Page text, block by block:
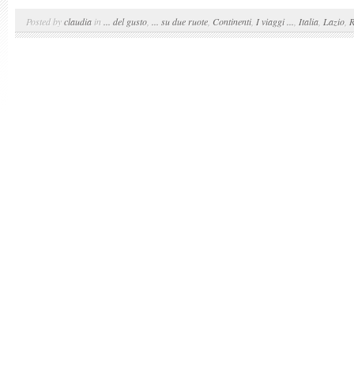
Posted byclaudia in ... del gusto ... su due ruote Continenti, I viaggi ... Italia Lazio